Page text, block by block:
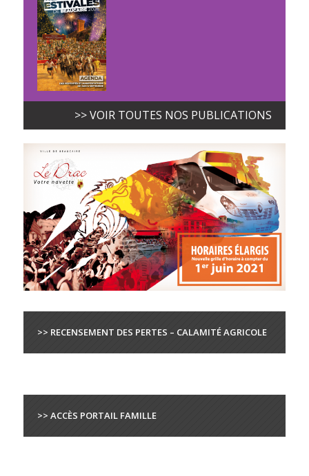
>> VOIR TOUTES NOS PUBLICATIONS
>> RECENSEMENT DES PERTES – CALAMITÉ AGRICOLE
>> ACCÈS PORTAIL FAMILLE